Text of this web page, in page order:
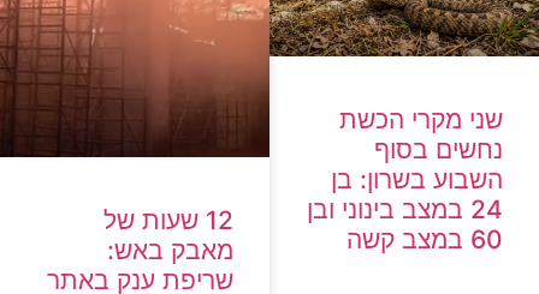
שני מקרי הכשת
נחשים בסוף
השבוע בשרון: בן
24 במצב בינוני ובן
60 במצב קשה
12 שעות של
מאבק באש:
שריפת ענק באתר